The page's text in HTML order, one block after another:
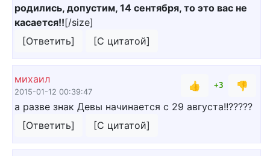
родились, допустим, 14 сентября, то это вас не
касается!![/size]
[Ответить]
[С цитатой]
михаил
2015-01-12 00:39:47
👍 +3
👎
а разве знак Девы начинается с 29 августа!!?????
[Ответить]
[С цитатой]